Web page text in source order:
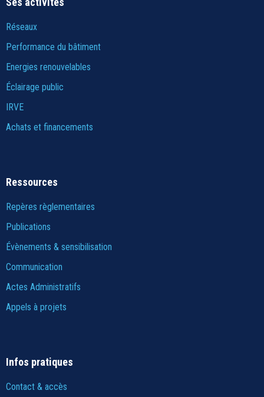
Réseaux
Performance du bâtiment
Energies renouvelables
Éclairage public
IRVE
Achats et financements
Ressources
Repères règlementaires
Publications
Évènements & sensibilisation
Communication
Actes Administratifs
Appels à projets
Infos pratiques
Contact & accès